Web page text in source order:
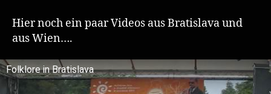
dem
Hier noch ein paar Videos aus Bratislava und
aus Wien….
Folklore in Bratislava